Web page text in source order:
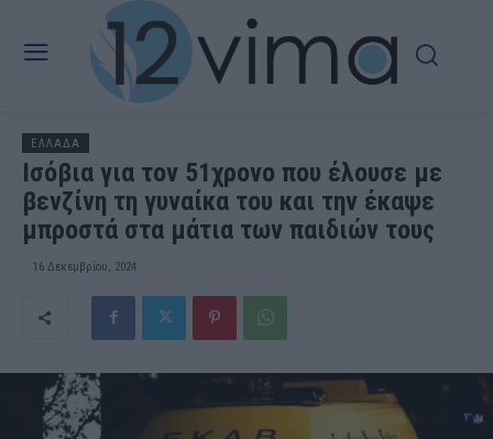
ΕΛΛΑΔΑ
Ισόβια για τον 51χρονο που έλουσε με
βενζίνη τη γυναίκα του και την έκαψε
μπροστά στα μάτια των παιδιών τους
16 Δεκεμβρίου, 2024